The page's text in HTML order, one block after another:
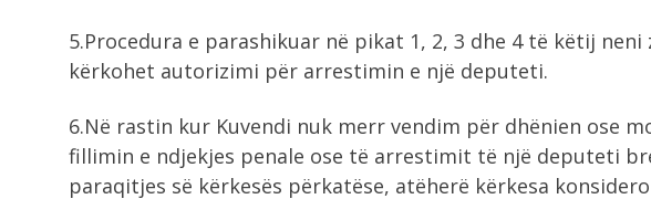
5.Procedura e parashikuar në pikat 1, 2, 3 dhe 4 të këtij
kërkohet autorizimi për arrestimin e një deputeti.
6.Në rastin kur Kuvendi nuk merr vendim për dhënien ose
fillimin e ndjekjes penale ose të arrestimit të një deputeti
paraqitjes së kërkesës përkatëse, atëherë kërkesa